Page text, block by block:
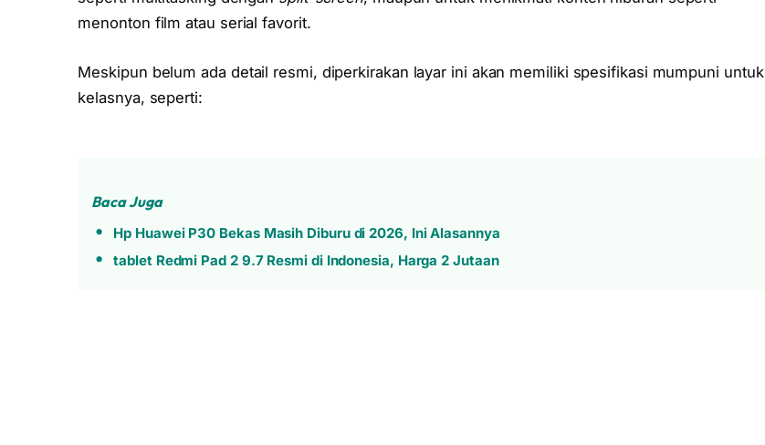
menonton film atau serial favorit.
Meskipun belum ada detail resmi, diperkirakan layar ini akan memiliki spesifikasi mumpuni untuk
kelasnya, seperti:
Baca Juga
Hp Huawei P30 Bekas Masih Diburu di 2026, Ini Alasannya
tablet Redmi Pad 2 9.7 Resmi di Indonesia, Harga 2 Jutaan